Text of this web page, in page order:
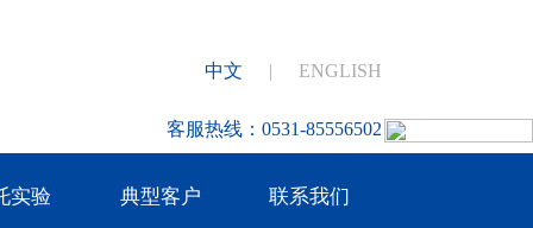
中文 | ENGLISH
客服热线：0531-85556502
实验 典型客户 联系我们